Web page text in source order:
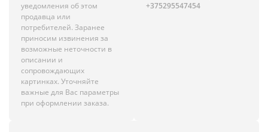
уведомления об этом
продавца или
потребителей. Заранее
приносим извинения за
возможные неточности в
описании и
сопровождающих
картинках. Уточняйте
важные для Вас параметры
при оформлении заказа.
+375295547454